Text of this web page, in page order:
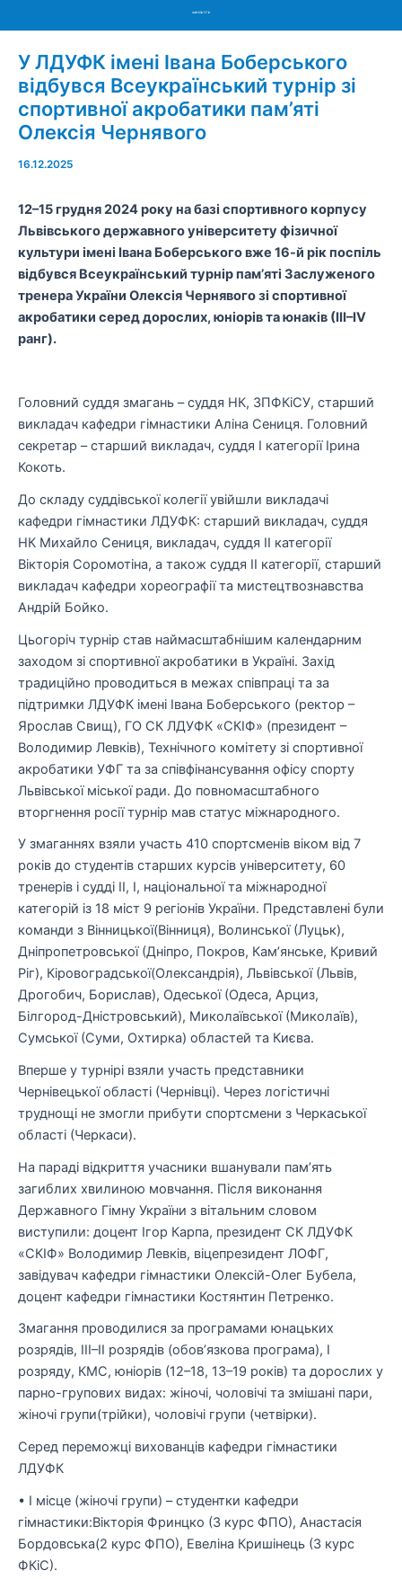
Menu
У ЛДУФК імені Івана Боберського
відбувся Всеукраїнський турнір зі
спортивної акробатики пам’яті
Олексія Чернявого
16.12.2025
12–15 грудня 2024 року на базі спортивного корпусу
Львівського державного університету фізичної
культури імені Івана Боберськоговже 16-й рікпоспіль
відбувся Всеукраїнський турнір пам’яті Заслуженого
тренера України Олексія Чернявогозі спортивної
акробатики серед дорослих, юніорів та юнаків (ІІІ–IV
ранг).
Головний суддя змагань –суддя НК, ЗПФКіСУ, старший
викладач кафедри гімнастики Аліна Сениця. Головний
секретар –старший викладач, суддя І категорії Ірина
Кокоть.
До складу суддівської колегії увійшли викладачі
кафедри гімнастики ЛДУФК: старший викладач, суддя
НК Михайло Сениця, викладач, суддя ІІ категорії
Вікторія Соромотіна, а також суддя ІІ категорії, старший
викладач кафедри хореографії та мистецтвознавства
Андрій Бойко.
Цьогоріч турнір став наймасштабнішим календарним
заходом зі спортивної акробатики в Україні. Захід
традиційно проводиться в межах співпраці та за
підтримки ЛДУФК імені Івана Боберського (ректор –
Ярослав Свищ), ГО СК ЛДУФК «СКІФ» (президент –
Володимир Левків), Технічного комітету зі спортивної
акробатики УФГ та за співфінансування офісу спорту
Львівської міської ради. До повномасштабного
вторгнення росії турнір мав статус міжнародного.
У змаганнях взяли участь 410 спортсменів віком від 7
років до студентів старших курсів університету, 60
тренерів і судді ІІ, І, національної та міжнародної
категорій із 18 міст 9 регіонів України. Представлені були
команди з Вінницької(Вінниця), Волинської(Луцьк),
Дніпропетровської(Дніпро, Покров, Кам’янське, Кривий
Ріг), Кіровоградської(Олександрія), Львівської(Львів,
Дрогобич, Борислав), Одеської(Одеса, Арциз,
Білгород-Дністровський), Миколаївської(Миколаїв),
Сумської (Суми, Охтирка) областей та Києва.
Вперше у турнірі взяли участь представники
Чернівецької області (Чернівці). Через логістичні
труднощі не змогли прибути спортсмени з Черкаської
області (Черкаси).
На параді відкриття учасники вшанували пам’ять
загиблих хвилиною мовчання. Після виконання
Державного Гімну України з вітальним словом
виступили: доцент Ігор Карпа, президент СК ЛДУФК
«СКІФ» Володимир Левків, віцепрезидент ЛОФГ,
завідувач кафедри гімнастики Олексій-Олег Бубела,
доцент кафедри гімнастики Костянтин Петренко.
Змагання проводилися за програмами юнацьких
розрядів, ІІІ–ІІ розрядів (обов’язкова програма), І
розряду, КМС, юніорів (12–18, 13–19 років) та дорослих у
парно-групових видах: жіночі, чоловічі та змішані пари,
жіночі групи(трійки), чоловічі групи (четвірки).
Серед переможці вихованців кафедри гімнастики
ЛДУФК
• І місце (жіночі групи) –студентки кафедри
гімнастики:Вікторія Фринцко (3 курс ФПО), Анастасія
Бордовська(2 курс ФПО), Евеліна Кришінець (3 курс
ФКіС).